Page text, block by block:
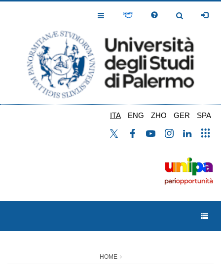
Toggle
Toggle
ITA ENG ZHO GER SPA
HOME